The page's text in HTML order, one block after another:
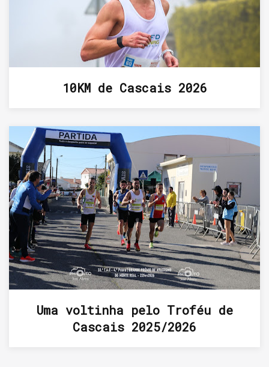
10KM de Cascais 2026
Uma voltinha pelo Troféu de
Cascais 2025/2026